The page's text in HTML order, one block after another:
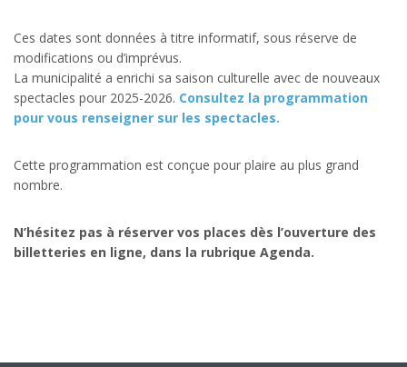
Ces dates sont données à titre informatif, sous réserve de
modifications ou d’imprévus.
La municipalité a enrichi sa saison culturelle avec de nouveaux
spectacles pour 2025-2026. Consultez la programmation
pour vous renseigner sur les spectacles.
Cette programmation est conçue pour plaire au plus grand
nombre.
N’hésitez pas à réserver vos places dès l’ouverture des
billetteries en ligne, dans la rubrique Agenda.